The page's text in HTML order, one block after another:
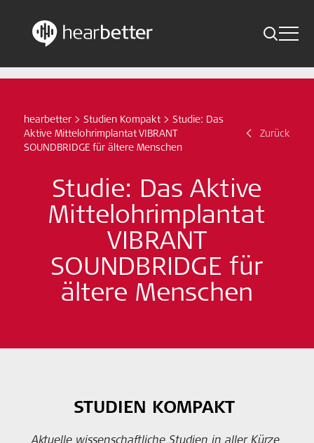
Skip
Toggle
Indikationen
News
Jetzt abonnieren
German – Austria
Folge uns
hearbetter > Studien Kompakt > Studie: Das
Aktive Mittelohrimplantat VIBRANT
SOUNDBRIDGE für ältere Menschen
Zurück
Studie: Das Aktive
Mittelohrimplantat
VIBRANT
SOUNDBRIDGE für
ältere Menschen
STUDIEN KOMPAKT
Aktuelle wissenschaftliche Studien in aller Kürze